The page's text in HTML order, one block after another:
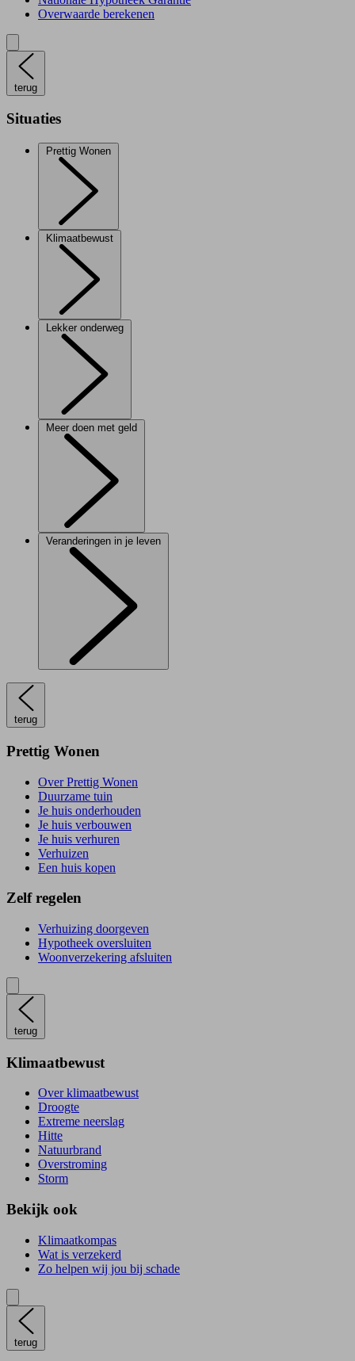
Overwaarde berekenen
terug
Situaties
Prettig Wonen
Klimaatbewust
Lekker onderweg
Meer doen met geld
Veranderingen in je leven
terug
Prettig Wonen
Over Prettig Wonen
Duurzame tuin
Je huis onderhouden
Je huis verbouwen
Je huis verhuren
Verhuizen
Een huis kopen
Zelf regelen
Verhuizing doorgeven
Hypotheek oversluiten
Woonverzekering afsluiten
terug
Klimaatbewust
Over klimaatbewust
Droogte
Extreme neerslag
Hitte
Natuurbrand
Overstroming
Storm
Bekijk ook
Klimaatkompas
Wat is verzekerd
Zo helpen wij jou bij schade
terug